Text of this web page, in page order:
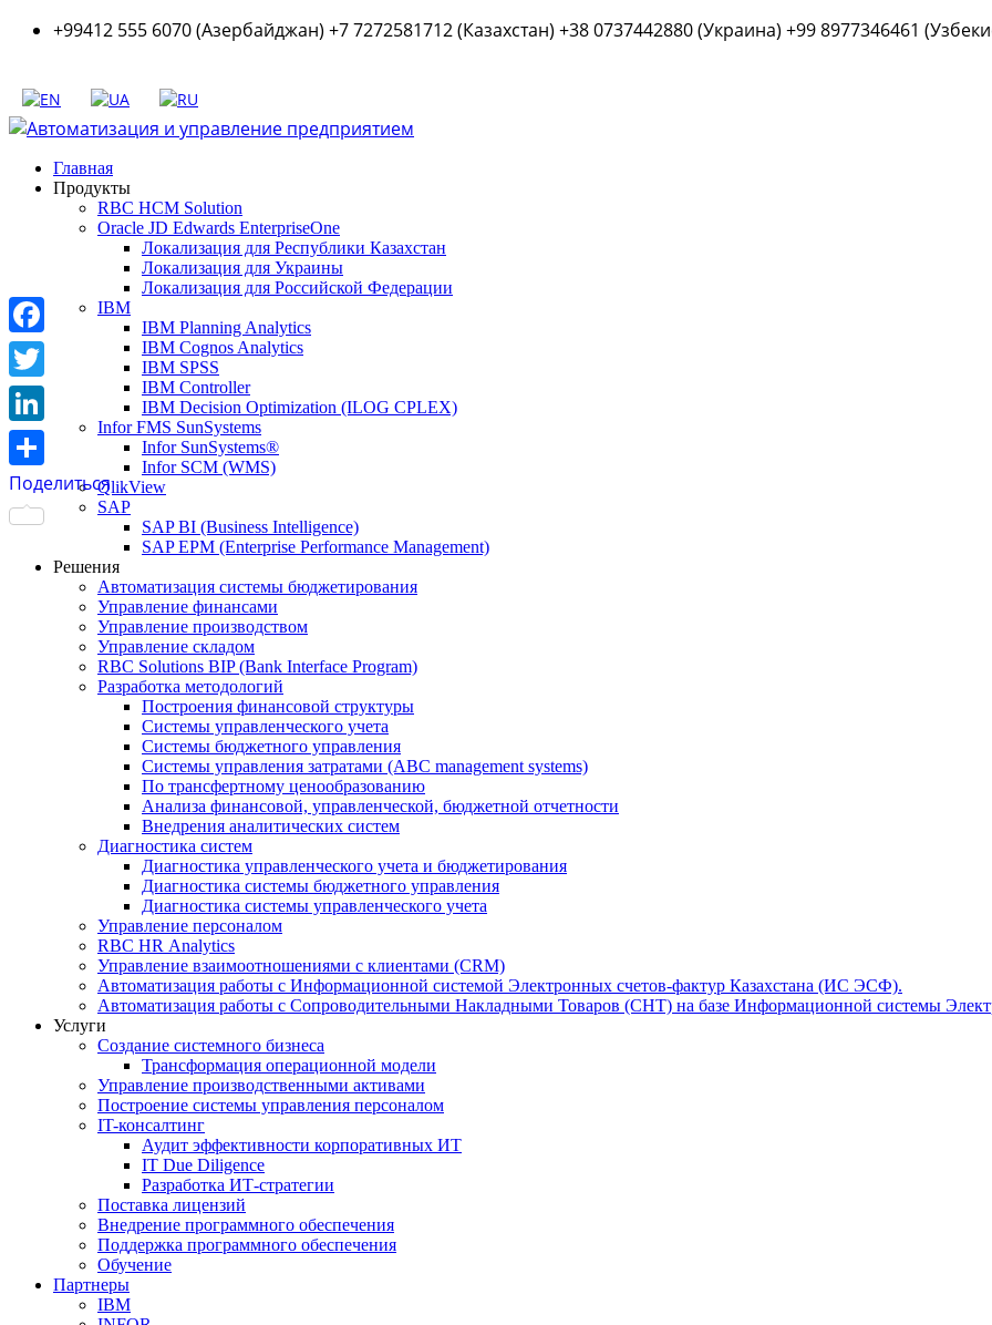
+99412 555 6070 (Азербайджан) +7 7272581712 (Казахстан) +38 0737442880 (Украина) +99 8977346461
Главная
Продукты
RBC HCM Solution
Oracle JD Edwards EnterpriseOne
Локализация для Республики Казахстан
Локализация для Украины
Локализация для Российской Федерации
IBM
IBM Planning Analytics
IBM Cognos Analytics
IBM SPSS
IBM Controller
IBM Decision Optimization (ILOG CPLEX)
Infor FMS SunSystems
Infor SunSystems®
Infor SCM (WMS)
QlikView
SAP
SAP BI (Business Intelligence)
SAP EPM (Enterprise Performance Management)
Решения
Автоматизация системы бюджетирования
Управление финансами
Управление производством
Управление складом
RBC Solutions BIP (Bank Interface Program)
Разработка методологий
Построения финансовой структуры
Системы управленческого учета
Системы бюджетного управления
Системы управления затратами (АBC management systems)
По трансфертному ценообразованию
Анализа финансовой, управленческой, бюджетной отчетности
Внедрения аналитических систем
Диагностика систем
Диагностика управленческого учета и бюджетирования
Диагностика системы бюджетного управления
Диагностика системы управленческого учета
Управление персоналом
RBC HR Аnalytics
Управление взаимоотношениями с клиентами (СRM)
Автоматизация работы с Информационной системой Электронных счетов-фактур Казахстана (ИС ЭСФ).
Автоматизация работы с Сопроводительными Накладными Товаров (СНТ) на базе Информационной системы
Услуги
Создание системного бизнеса
Трансформация операционной модели
Управление производственными активами
Построение системы управления персоналом
IT-консалтинг
Аудит эффективности корпоративных ИТ
IT Due Diligence
Разработка ИТ-стратегии
Поставка лицензий
Внедрение программного обеспечения
Поддержка программного обеспечения
Обучение
Партнеры
IBM
Facebook
Twitter
LinkedIn
Поделиться